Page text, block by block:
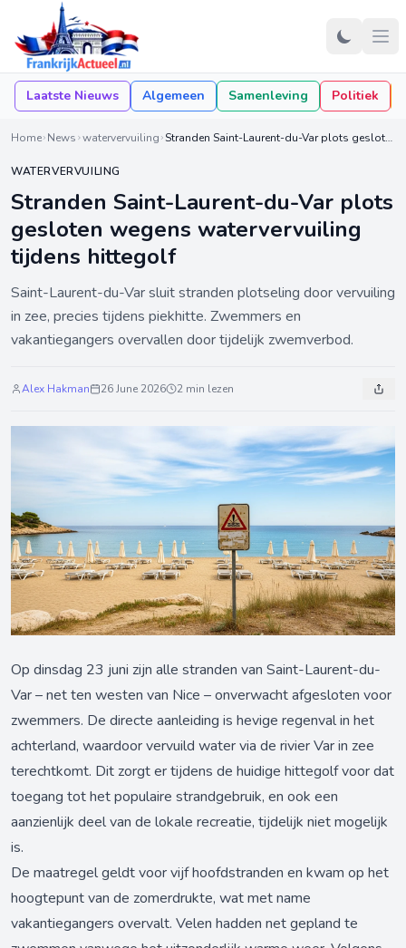
Laatste Nieuws Algemeen Samenleving Politiek
Home News watervervuiling Stranden Saint-Laurent-du-Var plots gesloten wegens watervervuiling tijdens hittegolf
WATERVERVUILING
Stranden Saint-Laurent-du-Var plots
gesloten wegens watervervuiling
tijdens hittegolf
Saint-Laurent-du-Var sluit stranden plotseling door vervuiling
in zee, precies tijdens piekhitte. Zwemmers en
vakantiegangers overvallen door tijdelijk zwemverbod.
Alex Hakman 26 June 2026 2 min lezen
Op dinsdag 23 juni zijn alle stranden van Saint-Laurent-du-
Var – net ten westen van Nice – onverwacht afgesloten voor
zwemmers. De directe aanleiding is hevige regenval in het
achterland, waardoor vervuild water via de rivier Var in zee
terechtkomt. Dit zorgt er tijdens de huidige hittegolf voor dat
toegang tot het populaire strandgebruik, en ook een
aanzienlijk deel van de lokale recreatie, tijdelijk niet mogelijk
is.
De maatregel geldt voor vijf hoofdstranden en kwam op het
hoogtepunt van de zomerdrukte, wat met name
vakantiegangers overvalt. Velen hadden net gepland te